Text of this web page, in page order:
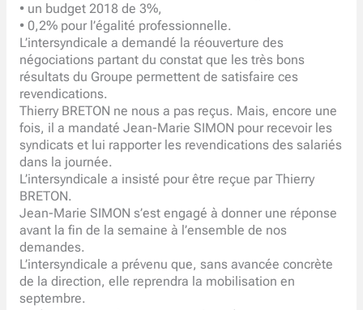
• un budget 2018 de 3%,
• 0,2% pour l’égalité professionnelle.
L’intersyndicale a demandé la réouverture des
négociations partant du constat que les très bons
résultats du Groupe permettent de satisfaire ces
revendications.
Thierry BRETON ne nous a pas reçus. Mais, encore une
fois, il a mandaté Jean-Marie SIMON pour recevoir les
syndicats et lui rapporter les revendications des salariés
dans la journée.
L’intersyndicale a insisté pour être reçue par Thierry
BRETON.
Jean-Marie SIMON s’est engagé à donner une réponse
avant la fin de la semaine à l’ensemble de nos
demandes.
L’intersyndicale a prévenu que, sans avancée concrète
de la direction, elle reprendra la mobilisation en
septembre.